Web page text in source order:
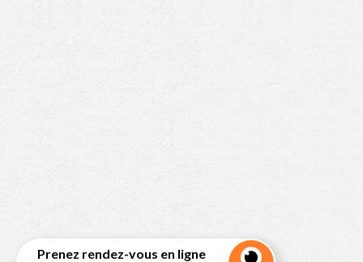
Prenez rendez-vous en ligne